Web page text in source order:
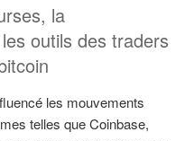
la
outils des traders
les mouvements
telles que Coinbase,